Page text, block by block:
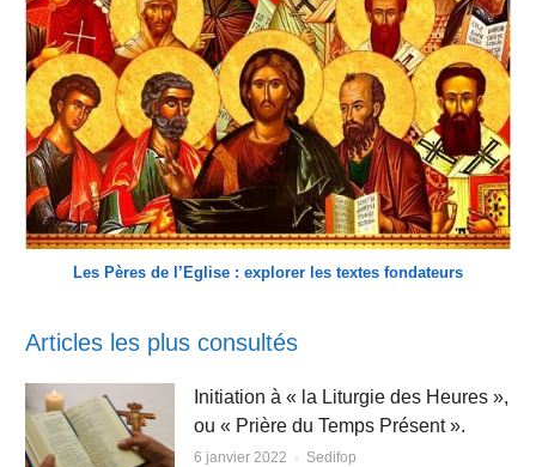
Les Pères de l’Eglise : explorer les textes fondateurs
Articles les plus consultés
Initiation à « la Liturgie des Heures »,
ou « Prière du Temps Présent ».
6 janvier 2022 Author
Sedifop